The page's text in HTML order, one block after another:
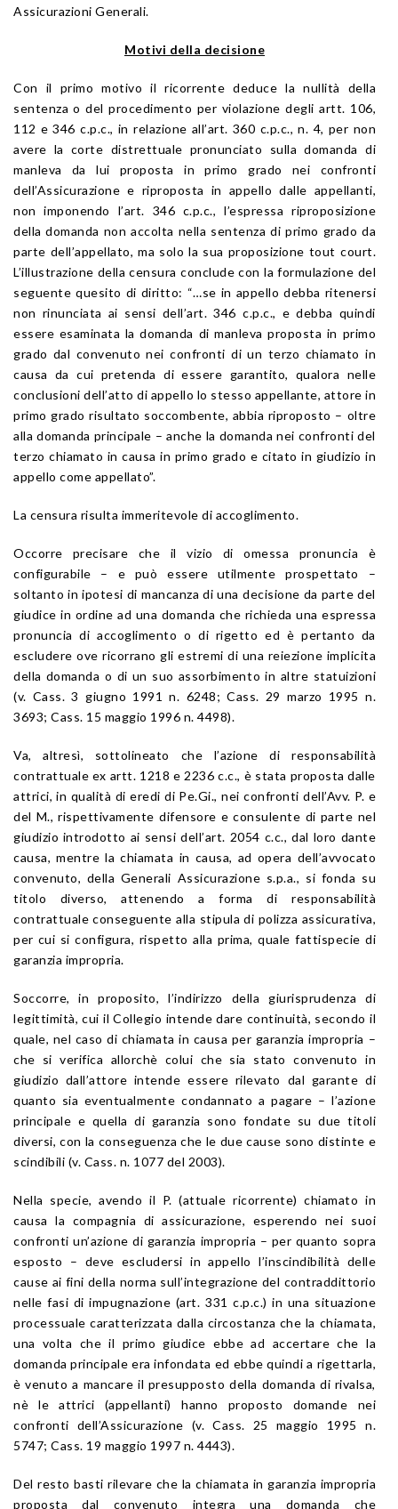
Assicurazioni Generali.
Motivi della decisione
Con il primo motivo il ricorrente deduce la nullità della
sentenza o del procedimento per violazione degli artt. 106,
112 e 346 c.p.c., in relazione all’art. 360 c.p.c., n. 4, per non
avere la corte distrettuale pronunciato sulla domanda di
manleva da lui proposta in primo grado nei confronti
dell’Assicurazione e riproposta in appello dalle appellanti,
non imponendo l’art. 346 c.p.c., l’espressa riproposizione
della domanda non accolta nella sentenza di primo grado da
parte dell’appellato, ma solo la sua proposizione tout court.
L’illustrazione della censura conclude con la formulazione del
seguente quesito di diritto: “…se in appello debba ritenersi
non rinunciata ai sensi dell’art. 346 c.p.c., e debba quindi
essere esaminata la domanda di manleva proposta in primo
grado dal convenuto nei confronti di un terzo chiamato in
causa da cui pretenda di essere garantito, qualora nelle
conclusioni dell’atto di appello lo stesso appellante, attore in
primo grado risultato soccombente, abbia riproposto – oltre
alla domanda principale – anche la domanda nei confronti del
terzo chiamato in causa in primo grado e citato in giudizio in
appello come appellato”.
La censura risulta immeritevole di accoglimento.
Occorre precisare che il vizio di omessa pronuncia è
configurabile – e può essere utilmente prospettato –
soltanto in ipotesi di mancanza di una decisione da parte del
giudice in ordine ad una domanda che richieda una espressa
pronuncia di accoglimento o di rigetto ed è pertanto da
escludere ove ricorrano gli estremi di una reiezione implicita
della domanda o di un suo assorbimento in altre statuizioni
(v. Cass. 3 giugno 1991 n. 6248; Cass. 29 marzo 1995 n.
3693; Cass. 15 maggio 1996 n. 4498).
Va, altresì, sottolineato che l’azione di responsabilità
contrattuale ex artt. 1218 e 2236 c.c., è stata proposta dalle
attrici, in qualità di eredi di Pe.Gi., nei confronti dell’Avv. P. e
del M., rispettivamente difensore e consulente di parte nel
giudizio introdotto ai sensi dell’art. 2054 c.c., dal loro dante
causa, mentre la chiamata in causa, ad opera dell’avvocato
convenuto, della Generali Assicurazione s.p.a., si fonda su
titolo diverso, attenendo a forma di responsabilità
contrattuale conseguente alla stipula di polizza assicurativa,
per cui si configura, rispetto alla prima, quale fattispecie di
garanzia impropria.
Soccorre, in proposito, l’indirizzo della giurisprudenza di
legittimità, cui il Collegio intende dare continuità, secondo il
quale, nel caso di chiamata in causa per garanzia impropria –
che si verifica allorchè colui che sia stato convenuto in
giudizio dall’attore intende essere rilevato dal garante di
quanto sia eventualmente condannato a pagare – l’azione
principale e quella di garanzia sono fondate su due titoli
diversi, con la conseguenza che le due cause sono distinte e
scindibili (v. Cass. n. 1077 del 2003).
Nella specie, avendo il P. (attuale ricorrente) chiamato in
causa la compagnia di assicurazione, esperendo nei suoi
confronti un’azione di garanzia impropria – per quanto sopra
esposto – deve escludersi in appello l’inscindibilità delle
cause ai fini della norma sull’integrazione del contraddittorio
nelle fasi di impugnazione (art. 331 c.p.c.) in una situazione
processuale caratterizzata dalla circostanza che la chiamata,
una volta che il primo giudice ebbe ad accertare che la
domanda principale era infondata ed ebbe quindi a rigettarla,
è venuto a mancare il presupposto della domanda di rivalsa,
nè le attrici (appellanti) hanno proposto domande nei
confronti dell’Assicurazione (v. Cass. 25 maggio 1995 n.
5747; Cass. 19 maggio 1997 n. 4443).
Del resto basti rilevare che la chiamata in garanzia impropria
proposta dal convenuto integra una domanda che